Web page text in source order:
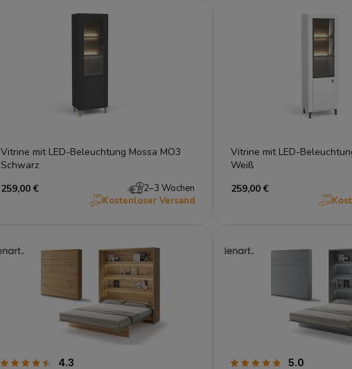
Vitrine mit LED-Beleuchtung Mossa MO3
Schwarz
259,00 €
2–3 Wochen
Kostenloser Versand
Vitrine mit LED-
Weiß
259,00 €
4.3 5.0